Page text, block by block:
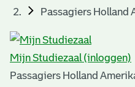
Passagiers Holland
Mijn Studiezaal (inloggen)
Passagiers Holland